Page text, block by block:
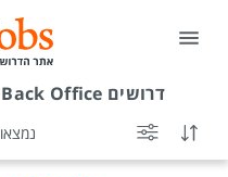
דרושים Back Office / בק אופיס לדוברי ערבית
נמצאו 13 משרות